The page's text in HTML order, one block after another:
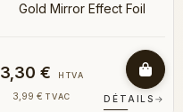
Gold Mirror Effect Foil
3,30 € HTVA
3,99 € TVAC DÉTAILS →